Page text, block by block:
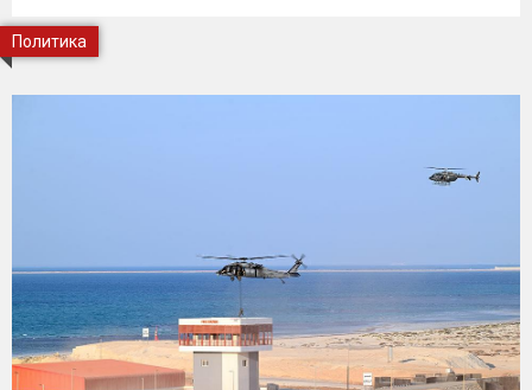
Политика